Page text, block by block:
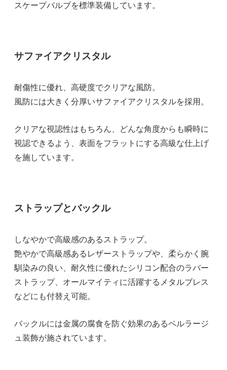
スケープバルブを標準装備しています。
サファイアクリスタル
耐傷性に優れ、高硬度でクリアな風防。
風防には大きく分厚いサファイアクリスタルを採用。
クリアな視認性はもちろん、どんな角度からも瞬時に
視認できるよう、表面をフラットにする高級な仕上げ
を施しています。
ストラップとバックル
しなやかで高級感のあるストラップ。
艶やかで高級感あるレザーストラップや、柔らかく腕
馴染みの良い、耐久性に優れたシリコン配合のラバー
ストラップ、オールマイティに活躍するメタルブレス
などにも付替え可能。
バックルには金属の腐食を防ぐ効果のあるペルラージ
ュ装飾が施されています。